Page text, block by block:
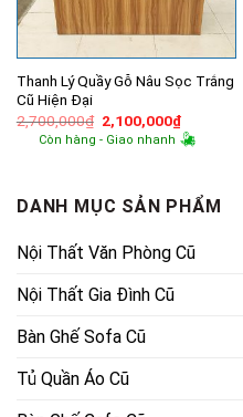
Thanh Lý Quầy Gỗ Nâu Sọc Trắng
Cũ Hiện Đại
2,700,000₫ Giá
gốc
là:
2,100,000₫Giá
hiện
tại
Còn hàng - Giao nhanh
DANH MỤC SẢN PHẨM
Nội Thất Văn Phòng Cũ
Nội Thất Gia Đình Cũ
Bàn Ghế Sofa Cũ
Tủ Quần Áo Cũ